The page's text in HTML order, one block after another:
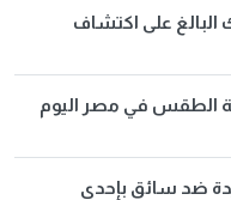
البالغ على اكتشاف
الطقس في مصر اليوم
ضد سائق بإحدى